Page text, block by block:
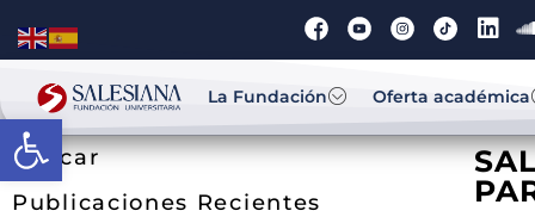
Abrir barra de herramientas
La Fundación Oferta académica
Buscar
Publicaciones Recientes